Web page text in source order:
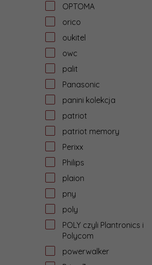
OPTOMA
orico
oukitel
owc
palit
Panasonic
panini kolekcja
patriot
patriot memory
Perixx
Philips
plaion
pny
poly
POLY czyli Plantronics i
Polycom
powerwalker